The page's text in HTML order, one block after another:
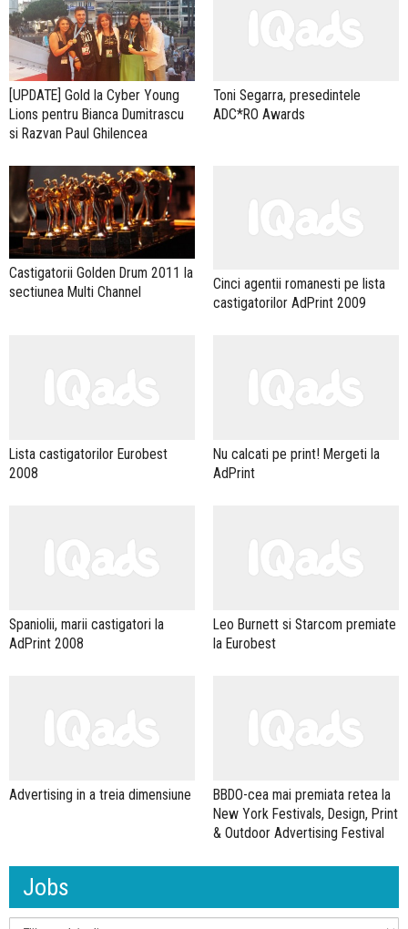
[UPDATE] Gold la Cyber Young
Lions pentru Bianca Dumitrascu
si Razvan Paul Ghilencea
Toni Segarra, presedintele
ADC*RO Awards
Castigatorii Golden Drum 2011 la
sectiunea Multi Channel
Cinci agentii romanesti pe lista
castigatorilor AdPrint 2009
Lista castigatorilor Eurobest
2008
Nu calcati pe print! Mergeti la
AdPrint
Spaniolii, marii castigatori la
AdPrint 2008
Leo Burnett si Starcom premiate
la Eurobest
Advertising in a treia dimensiune
BBDO-cea mai premiata retea la
New York Festivals, Design, Print
& Outdoor Advertising Festival
Jobs